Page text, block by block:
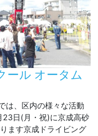
ール オータム
は、区内の様々な活動
23日(月・祝)に京成高砂
ます京成ドライビング